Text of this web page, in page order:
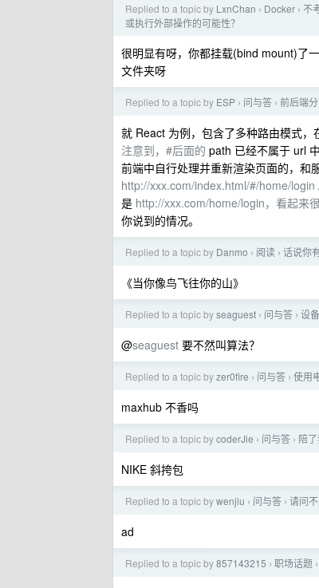
Replied to a topic by LxnChan › Docker › 不
或执行外部操作的可能性？
很明显有呀，你都挂载(bind mount)了
文件夹呀
Replied to a topic by ESP › 问与答 › 前后端
就 React 为例，包含了多种路由模式
注意到，#后面的 path 已经不属于 url
前端中自行处理并重新渲染页面的，和
http://xxx.com/index.html/#/home/login
是 http://xxx.com/home/login，看起来
你说到的情况。
Replied to a topic by Danmo › 阅读 › 话说你
《当你像鸟飞往你的山》
Replied to a topic byseaguest › 问与答 › 设
@seaguest 要不然叫算法？
Replied to a topic byzer0fire › 问与答 › 使用
maxhub 不香吗
Replied to a topic bycoderJie › 问与答 › 陪
NIKE 斜挎包
Replied to a topic bywenjiu › 问与答 › 请问
ad
Replied to a topic by857143215 › 职场话题 ›